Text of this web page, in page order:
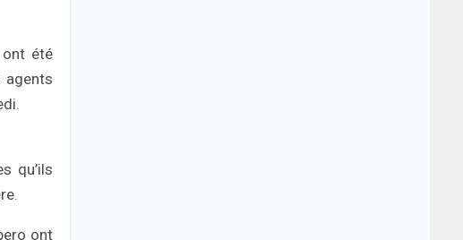
été
agents
qu’ils
ont